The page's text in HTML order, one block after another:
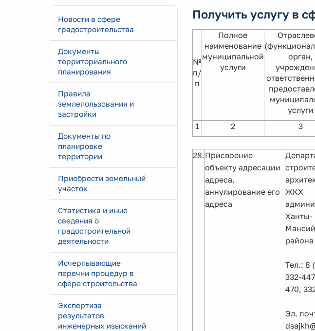
Новости в сфере
градостроительства
Документы
территориального
планирования
Правила
землепользования и
застройки
Документы по
планировке
территории
Приобрести земельный
участок
Статистика и иные
сведения о
градостроительной
деятельности
Исчерпывающие
перечни процедур в
сфере строительства
Экспертиза
результатов
инженерных изысканий
Получить услугу в
№
п/
п
Полное
наименование
муниципальной
услуги
орган,
услуги
1 2 3
28.Присвоение
объекту адресации
адреса,
аннулирование его
адреса
ЖКХ
Ханты-
района
Тел.: 8
332-
470,
Эл.